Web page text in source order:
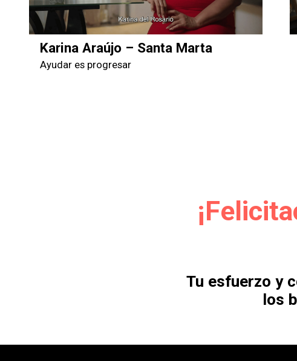
Karina Araújo – Santa Marta
Ayudar es progresar
Tu esfuerzo y
los